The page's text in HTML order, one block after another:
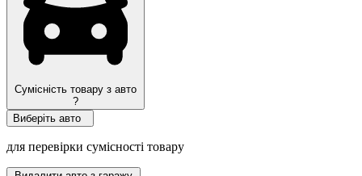
Сумісність товару з авто
?
Виберіть авто
для перевірки сумісності товару